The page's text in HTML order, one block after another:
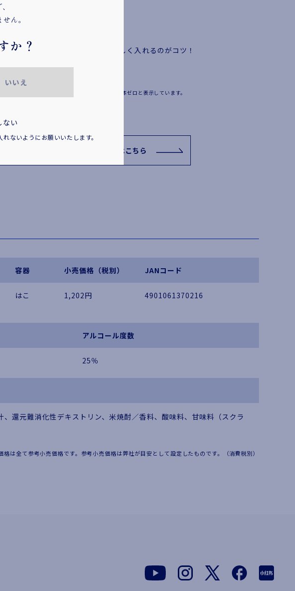
酸が抜けないようゆっくりとやさしく入れるのがコツ！
の味、本格サワーの完成。
ロ、100mlあたりプリン体0.5mg未満をプリン体ゼロと表示しています。
関連リンクはこちら
容器 小売価格（税別） JANコード
はこ 1,202円 4901061370216
アルコール度数
25％
還元難消化性デキストリン、米焼酎／香料、酸味料、甘味料（スクラ
格は全て参考小売価格です。参考小売価格は弊社が目安として設定したものです。（消費税別）
ん。
か？
いいえ
ない
れないようにお願いいたします。